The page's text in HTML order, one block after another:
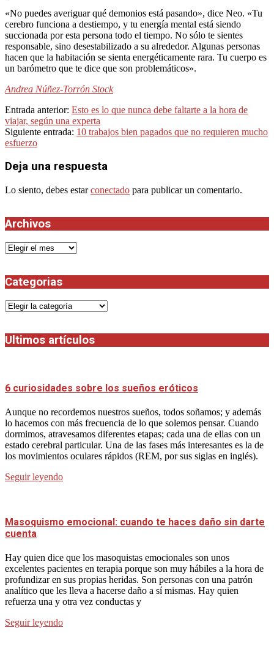
«No puedes averiguar qué demonios está pasando», dice Neo. «Tu
cerebro funciona a destiempo, y tu energía mental está siendo
succionada por esta persona todo el tiempo. No sólo te sientes
responsable, sino desestabilizado a su alrededor. Algunas personas
hacen que la habitación se sienta energéticamente rara. Tu cuerpo es
un barómetro que te dice que son problemáticos».
Andrea Núñez-Torrón Stock
2023-
10-
15
Entrada anterior: Esto es lo que nunca debe faltarte a la hora de
viajar, según una experta
Siguiente entrada: 10 trabajos bien pagados que no requieren mucho
esfuerzo
Deja una respuesta
Lo siento, debes estarconectado para publicar un comentario.
Archivos
Archivos
Categorias
Categorias
Ultimos artículos
6 curiosidades sobre los sueños eróticos
Aunque no recordemos nuestros sueños, todos soñamos; y además
lo hacemos con más frecuencia de lo que solemos pensar. Cuando
dormimos, atravesamos diferentes etapas; cada una de ellas con un
estado cerebral particular. Una de las fases más interesantes es la de
los movimientos oculares rápidos (REM, por sus siglas en inglés).
Seguir leyendo
Masoquismo emocional: cuando te haces daño sin darte
cuenta
Hay quien dice que los masoquistas emocionales son unos
excelentes pacientes en terapia porque son muy hábiles a la hora de
profundizar en sus propias heridas. Son personas con una patrón
analítico que les lleva a hacerse daño a sí mismas. Hay quien
refuerza una y otra vez conductas y
Seguir leyendo